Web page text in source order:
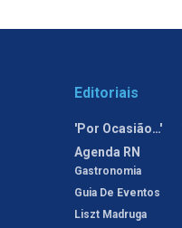
Editoriais
'Por Ocasião…'
Agenda RN
Gastronomia
Guia De Eventos
Liszt Madruga